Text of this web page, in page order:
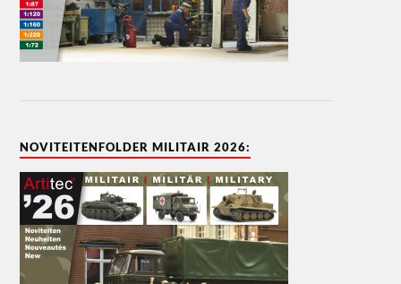
NOVITEITENFOLDER MILITAIR 2026: